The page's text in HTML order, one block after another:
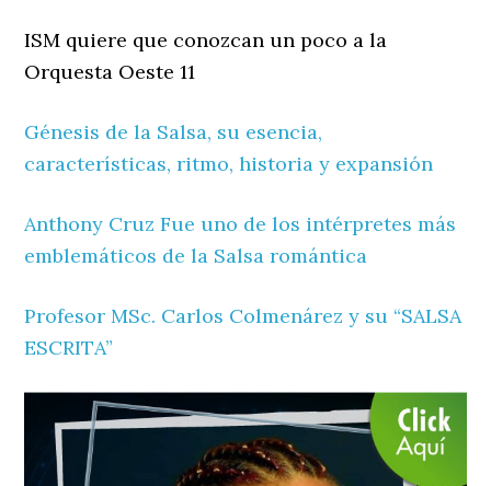
ISM quiere que conozcan un poco a la
Orquesta Oeste 11
Génesis de la Salsa, su esencia,
características, ritmo, historia y expansión
Anthony Cruz Fue uno de los intérpretes más
emblemáticos de la Salsa romántica
Profesor MSc. Carlos Colmenárez y su “SALSA
ESCRITA”